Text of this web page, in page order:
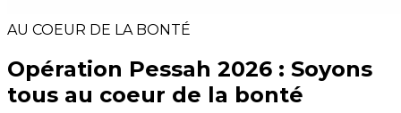
AU COEUR DE LA BONTÉ
Opération Pessah 2026 : Soyons
tous au coeur de la bonté